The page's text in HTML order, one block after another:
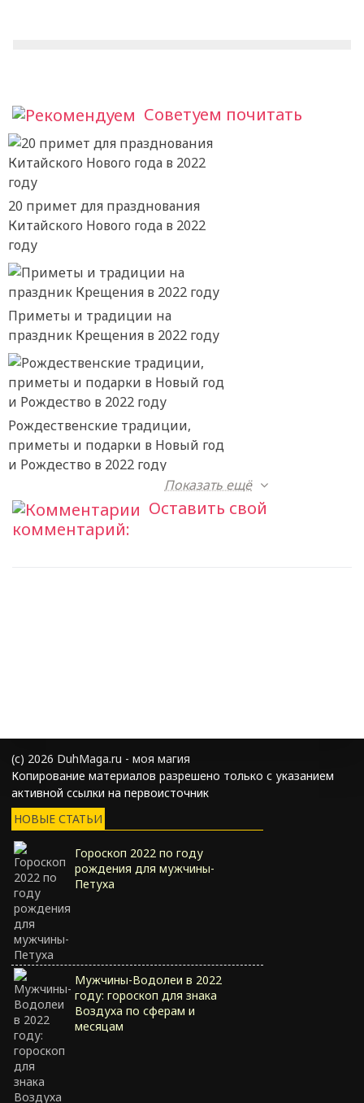
Советуем почитать
20 примет для празднования
Китайского Нового года в 2022
году
Приметы и традиции на
праздник Крещения в 2022 году
Рождественские традиции,
приметы и подарки в Новый год
и Рождество в 2022 году
Показать ещё
Оставить свой
комментарий:
(с) 2026 DuhMaga.ru - моя магия
Копирование материалов разрешено только с указанием
активной ссылки на первоисточник
НОВЫЕ СТАТЬИ
Гороскоп 2022 по году
рождения для мужчины-
Петуха
Мужчины-Водолеи в 2022
году: гороскоп для знака
Воздуха по сферам и
месяцам